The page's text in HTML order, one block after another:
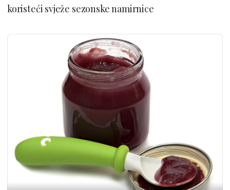
koristeći svježe sezonske namirnice